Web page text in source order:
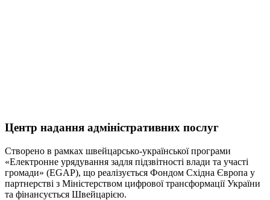
Центр надання адміністративних послуг
Створено в рамках швейцарсько-української програми
«Електронне урядування задля підзвітності влади та участі
громади» (EGAP), що реалізується Фондом Східна Європа у
партнерстві з Міністерством цифрової трансформації України
та фінансується Швейцарією.